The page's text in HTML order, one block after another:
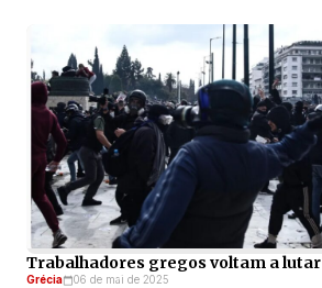
Trabalhadores gregos voltam a lutar
Grécia 06 de mai de 2025